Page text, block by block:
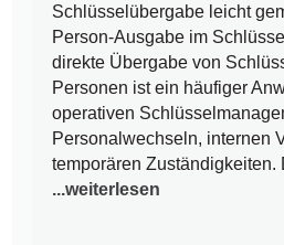
Schlüsselübergabe leicht
Person-Ausgabe im
direkte Übergabe von
Personen ist ein häufiger
operativen
Personalwechseln, internen
temporären Zuständigkeiten.
...weiterlesen